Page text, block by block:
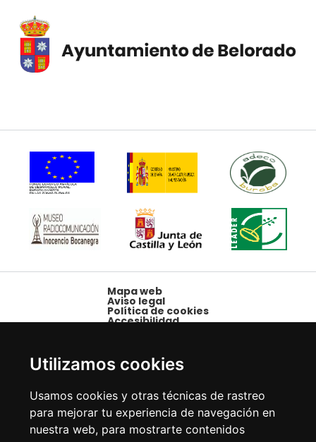
Utilizamos cookies
Usamos cookies y otras técnicas de rastreo
para mejorar tu experiencia de navegación en
nuestra web, para mostrarte contenidos
Mapa web
Aviso legal
Política de cookies
Accesibilidad
09250 Belorado,
Burgos
Fax: 947 58 10 00